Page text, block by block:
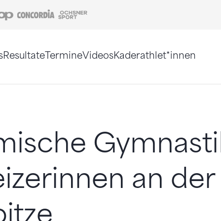
Coop Concordia
ResultateTermineVideosKaderathlet*innen
an der